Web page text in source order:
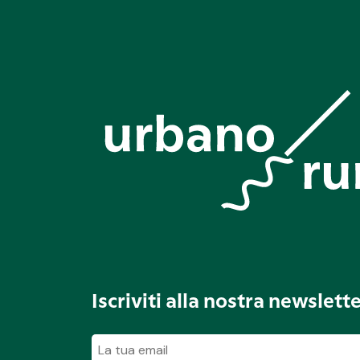
Iscriviti alla nostra